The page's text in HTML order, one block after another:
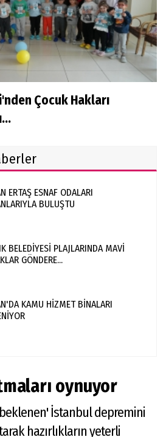
Çocuk Hakları
ERTAŞ ESNAF ODALARI
BULUŞTU
BELEDİYESİ PLAJLARINDA MAVİ
GÖNDERE...
KAMU HİZMET BİNALARI
oynuyor
'beklenen' İstanbul depremini
hazırlıkların yeterli